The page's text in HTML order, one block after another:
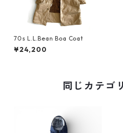
70s L.L.Bean Boa Coat
¥24,200
同じカテゴ